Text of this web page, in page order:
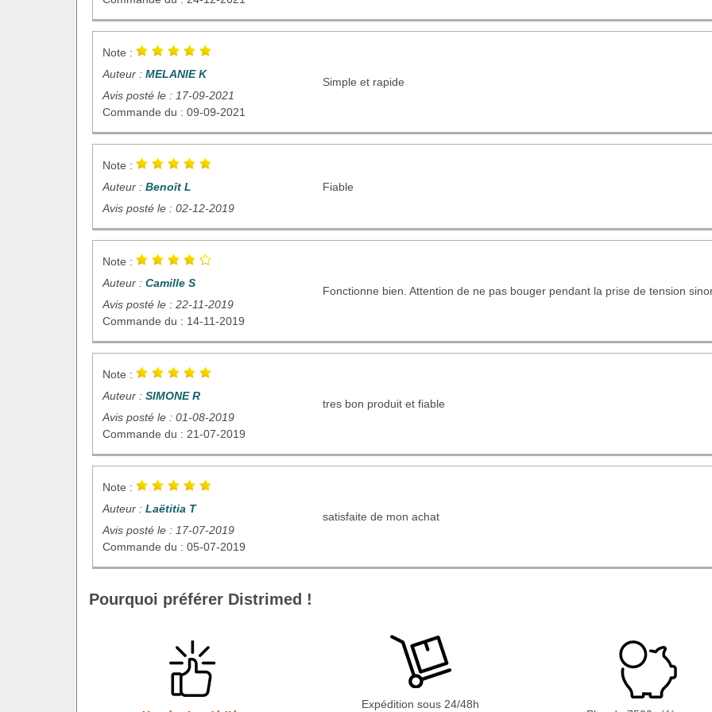
Note :
Auteur : MELANIE K
Avis posté le : 17-09-2021
Commande du : 09-09-2021
Simple et rapide
Note :
Auteur : Benoît L
Avis posté le : 02-12-2019
Fiable
Note :
Auteur : Camille S
Avis posté le : 22-11-2019
Commande du : 14-11-2019
Fonctionne bien. Attention de ne pas bouger pendant la prise de tension
Note :
Auteur : SIMONE R
Avis posté le : 01-08-2019
Commande du : 21-07-2019
tres bon produit et fiable
Note :
Auteur : Laëtitia T
Avis posté le : 17-07-2019
Commande du : 05-07-2019
satisfaite de mon achat
Pourquoi préférer Distrimed !
Expédition sous 24/48h